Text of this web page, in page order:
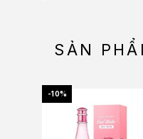
SẢN
-10%